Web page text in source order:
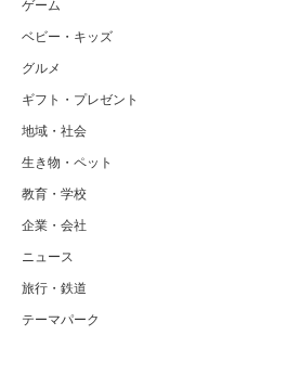
ゲーム
ベビー・キッズ
グルメ
ギフト・プレゼント
地域・社会
生き物・ペット
教育・学校
企業・会社
ニュース
旅行・鉄道
テーマパーク